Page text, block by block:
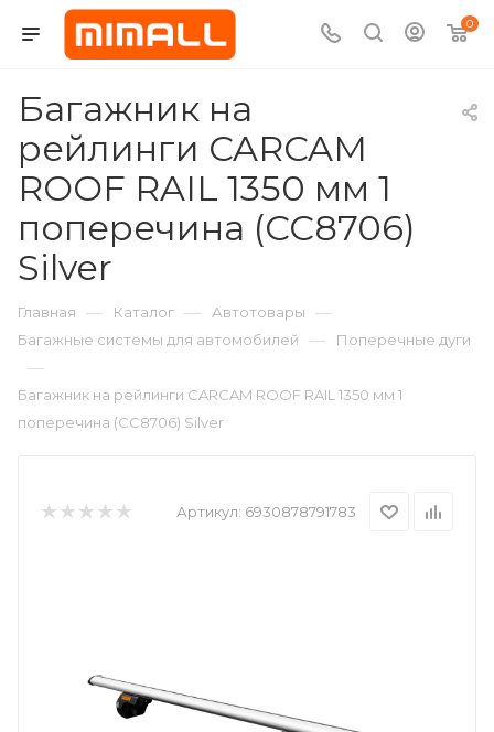
0
Багажник на
рейлинги CARCAM
ROOF RAIL 1350 мм 1
поперечина (CC8706)
Silver
Главная — Каталог — Автотовары —
Багажные системы для автомобилей — Поперечные дуги
—
Багажник на рейлинги CARCAM ROOF RAIL 1350 мм 1
поперечина (CC8706) Silver
Артикул: 6930878791783